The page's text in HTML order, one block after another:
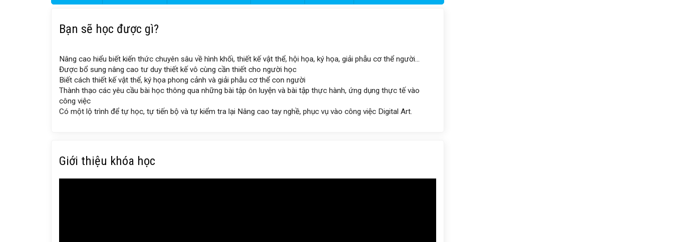
Bạn sẽ học được gì?
Nâng cao hiểu biết kiến thức chuyên sâu về hình khối, thiết kế vật thể, hội họa, ký họa, giải phẫu cơ thể người...
Được bổ sung nâng cao tư duy thiết kế vô cùng cần thiết cho người học
Biết cách thiết kế vật thể, ký họa phong cảnh và giải phẫu cơ thể con người
Thành thạo các yêu cầu bài học thông qua những bài tập ôn luyện và bài tập thực hành, ứng dụng thực tế vào
công việc
Có một lộ trình để tự học, tự tiến bộ và tự kiểm tra lại Nâng cao tay nghề, phục vụ vào công việc Digital Art.
Giới thiệu khóa học